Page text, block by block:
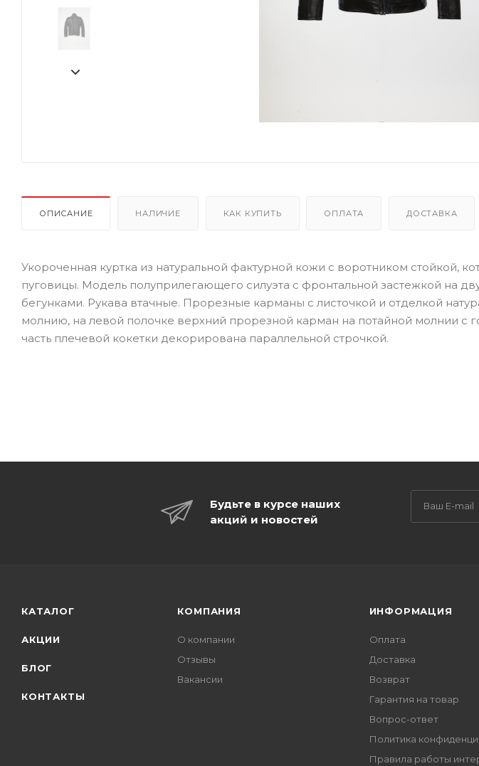
ОПИСАНИЕ НАЛИЧИЕ КАК КУПИТЬ ОПЛАТА ДОСТАВКА
Укороченная куртка из натуральной фактурной кожи с воротником стойкой,
пуговицы. Модель полуприлегающего силуэта с фронтальной застежкой на
бегунками. Рукава втачные. Прорезные карманы с листочкой и отделкой
молнию, на левой полочке верхний прорезной карман на потайной молнии с
часть плечевой кокетки декорирована параллельной строчкой.
Будьте в курсе наших
акций и новостей
КАТАЛОГ
АКЦИИ
БЛОГ
КОНТАКТЫ
КОМПАНИЯ
О компании
Отзывы
Вакансии
ИНФОРМАЦИЯ
Оплата
Доставка
Возврат
Гарантия на товар
Вопрос-ответ
Политика
Правила работы